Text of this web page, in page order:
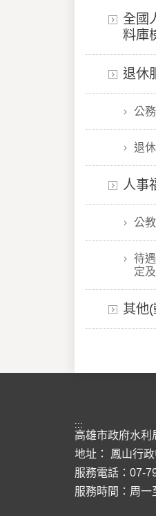
全國
料庫
退休
公
退
人事
公
待
定
其他
:::
高雄市政府水
地址：
鳳山行
服務電話：07-
服務時間：周一